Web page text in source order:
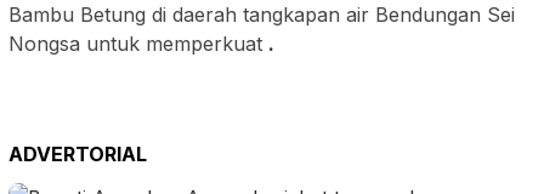
Bambu Betung di daerah tangkapan air Bendungan Sei
Nongsa untuk memperkuat .
ADVERTORIAL